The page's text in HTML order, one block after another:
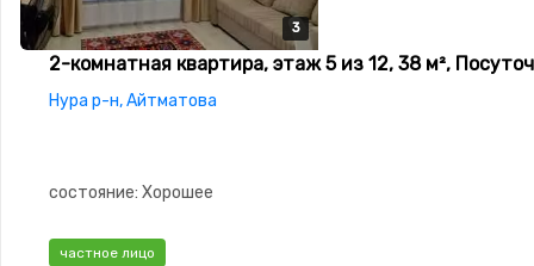
3
3
3
2-комнатная квартира, этаж 5 из 12, 38 м²,
Нура р-н, Айтматова
состояние: Хорошее
частное лицо